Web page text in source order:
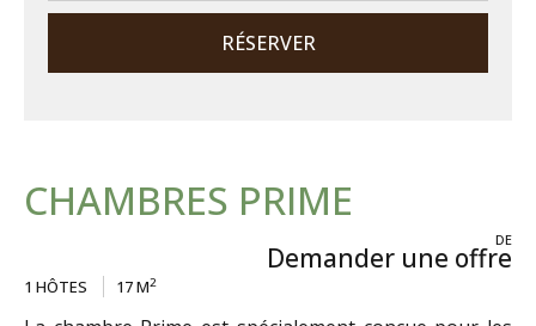
RÉSERVER
CHAMBRES PRIME
DE
Demander une offre
1 HÔTES 17 M2